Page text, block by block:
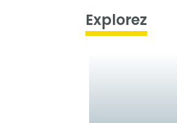
Explorez